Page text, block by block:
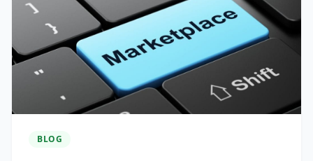
BLOG